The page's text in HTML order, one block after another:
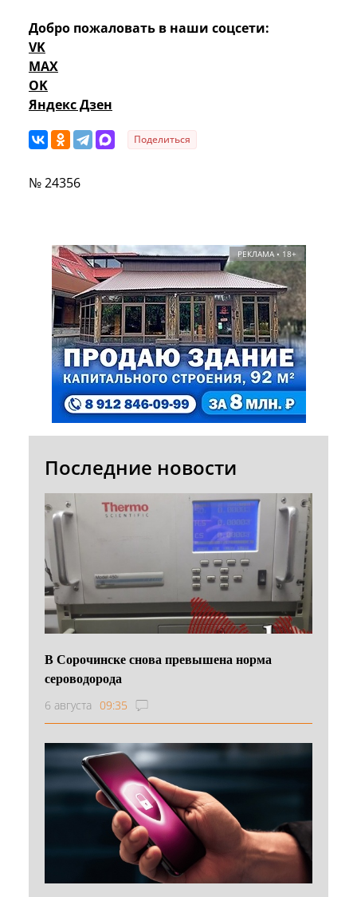
Добро пожаловать в наши соцсети:
VK
MAX
OK
Яндекс Дзен
Поделиться
№ 24356
РЕКЛАМА • 18+
Последние новости
В Сорочинске снова превышена норма
сероводорода
6 августа 09:35